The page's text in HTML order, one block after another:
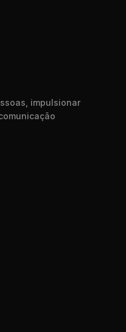
impulsionar